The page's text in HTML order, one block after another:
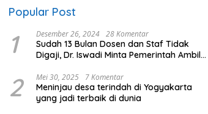
Popular Post
1 Desember 26, 2024 28 Komentar
Sudah 13 Bulan Dosen dan Staf Tidak
Digaji, Dr. Iswadi Minta Pemerintah Ambil
2 Mei 30, 2025 7 Komentar
Meninjau desa terindah di Yogyakarta
yang jadi terbaik di dunia